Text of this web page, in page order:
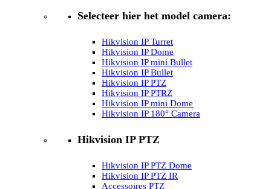
Selecteer hier het model camera:
Hikvision IP Turret
Hikvision IP Dome
Hikvision IP mini Bullet
Hikvision IP Bullet
Hikvision IP PTZ
Hikvision IP PTRZ
Hikvision IP mini Dome
Hikvision IP 180° Camera
Hikvision IP PTZ
Hikvision IP PTZ Dome
Hikvision IP PTZ IR
Accessoires PTZ